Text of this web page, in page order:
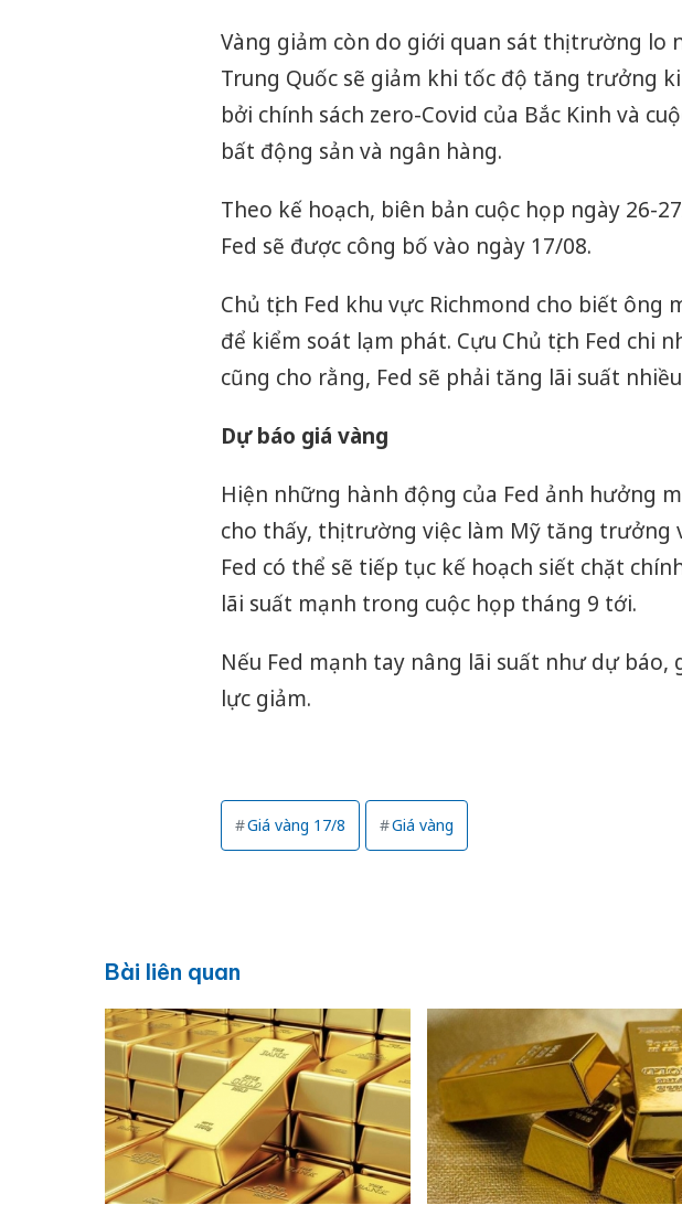
Vàng giảm còn do giới quan sát thị trường lo
Trung Quốc sẽ giảm khi tốc độ tăng trưởng
bởi chính sách zero-Covid của Bắc Kinh và
bất động sản và ngân hàng.
Theo kế hoạch, biên bản cuộc họp ngày 26-
Fed sẽ được công bố vào ngày 17/08.
Chủ tịch Fed khu vực Richmond cho biết ông
để kiểm soát lạm phát. Cựu Chủ tịch Fed chi
cũng cho rằng, Fed sẽ phải tăng lãi suất
Dự báo giá vàng
Hiện những hành động của Fed ảnh hưởng
cho thấy, thị trường việc làm Mỹ tăng trưởng
Fed có thể sẽ tiếp tục kế hoạch siết chặt
lãi suất mạnh trong cuộc họp tháng 9 tới.
Nếu Fed mạnh tay nâng lãi suất như dự báo,
lực giảm.
Giá vàng 17/8 Giá vàng
Bài liên quan